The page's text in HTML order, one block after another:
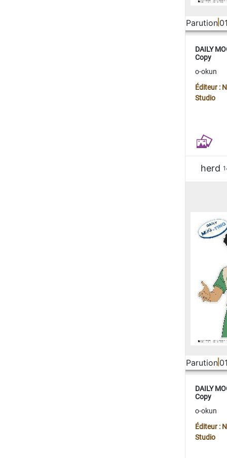
Parution
DAILY
Copy
o-okun
Éditeur :
Studio
herd
Parution
DAILY
Copy
o-okun
Éditeur :
Studio